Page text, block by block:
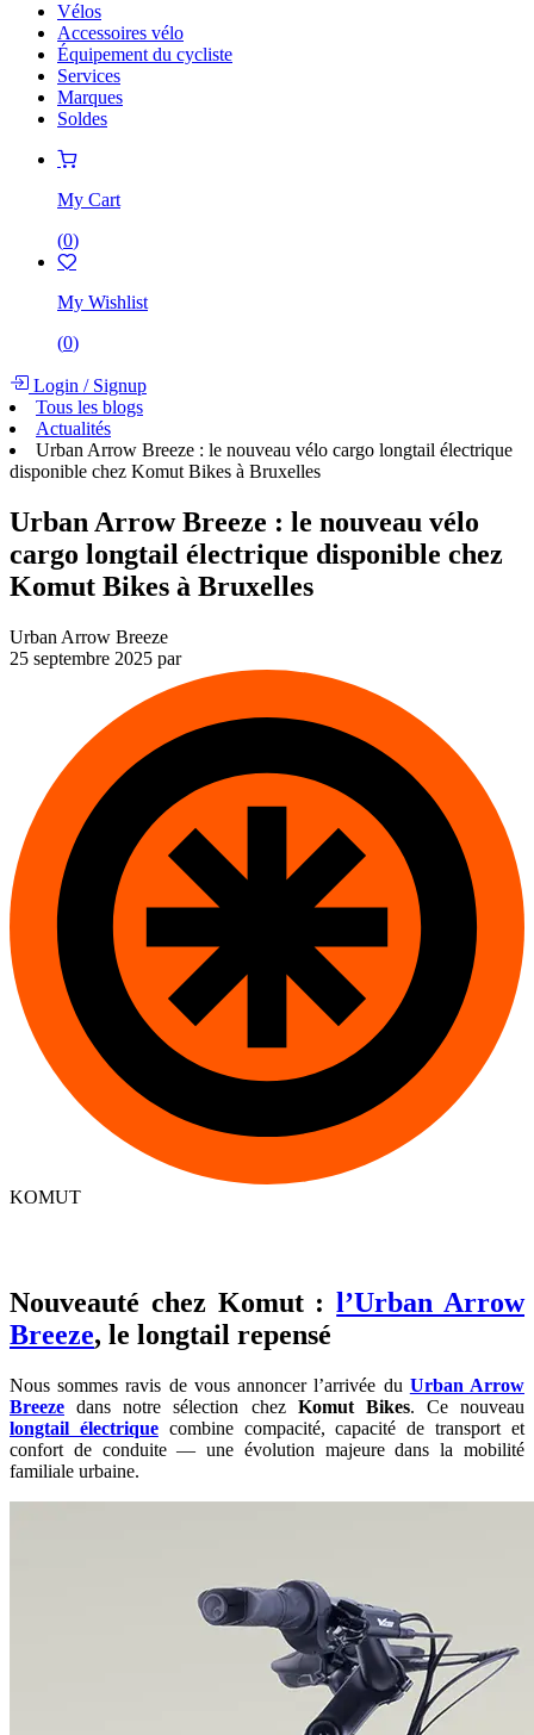
Vélos
Accessoires vélo
Équipement du cycliste
Services
Marques
Soldes
My Cart
(0)
My Wishlist
(0)
Login /Signup
Tous les blogs
Actualités
Urban Arrow Breeze : le nouveau vélo cargo longtail électrique
disponible chez Komut Bikes à Bruxelles
Urban Arrow Breeze : le nouveau vélo
cargo longtail électrique disponible chez
Komut Bikes à Bruxelles
Urban Arrow Breeze
25 septembre 2025 par
KOMUT
Nouveauté chez Komut :l’Ur​ban Arrow
Breeze​, le longtail repensé
Nous sommes ravis de vous annoncer l’arrivée du Urban Arrow
Breeze dans notre sélection chez Komut Bikes. Ce nouveau
longtail électriquecombine compacité, capacité de transport et
confort de conduite — une évolution majeure dans la mobilité
familiale urbaine.